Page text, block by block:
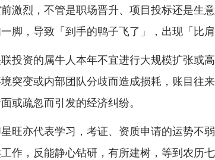
激烈，不管是职场晋升、项目投标还是生
脚，导致「到手的鸭子飞了」，出现「比肩
投资的属牛人本年不宜进行大规模扩张或
突变或内部团队分歧而造成损耗，账目往
或疏忽而引发的经济纠纷。
旺亦代表学习，考证、资质申请的运势不弱
作，反能静心钻研，有所建树，等到农历